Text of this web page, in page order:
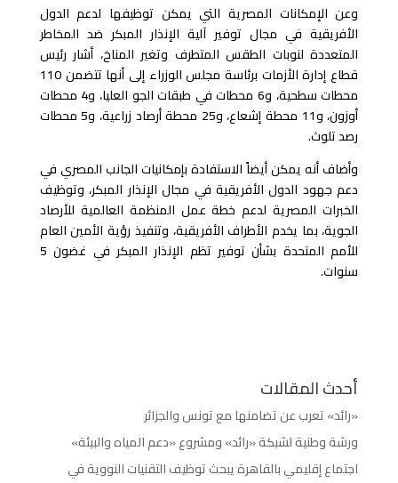
وعن الإمكانات المصرية التي يمكن توظيفها لدعم الدول
الأفريقية في مجال توفير آلية الإنذار المبكر ضد المخاطر
المتعددة لنوبات الطقس المتطرف وتغير المناخ، أشار رئيس
قطاع إدارة الأزمات برئاسة مجلس الوزراء إلى أنها تتضمن 110
محطات سطحية، و6 محطات في طبقات الجو العليا، و4 محطات
أوزون، و11 محطة إشعاع، و25 محطة أرصاد زراعية، و5 محطات
رصد تلوث.
وأضاف أنه يمكن أيضاً الاستفادة بإمكانيات الجانب المصري في
دعم جهود الدول الأفريقية في مجال الإنذار المبكر، وتوظيف
الخبرات المصرية لدعم خطة عمل المنظمة العالمية للأرصاد
الجوية، بما يخدم الأطراف الأفريقية، وتنفيذ رؤية الأمين العام
للأمم المتحدة بشأن توفير تظم الإنذار المبكر في غضون 5
سنوات.
أحدث المقالات
«رائد» تعرب عن تضامنها مع تونس والجزائر
ورشة وطنية لشبكة «رائد» ومشروع «دعم المياه والبيئة»
اجتماع إقليمي بالقاهرة يبحث توظيف التقنيات النووية في